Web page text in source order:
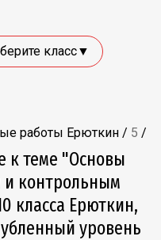
класс▼
работы Ерюткин / 5 /
к теме "Основы
и контрольным
класса Ерюткин,
уровень